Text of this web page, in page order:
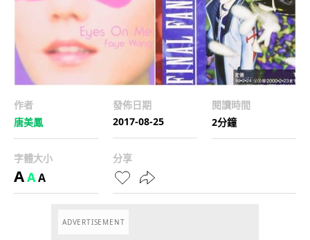
作者
唐美鳳
發佈日期
2017-08-25
閱讀時間
2分鐘
字體大小
AAA
分享
ADVERTISEMENT